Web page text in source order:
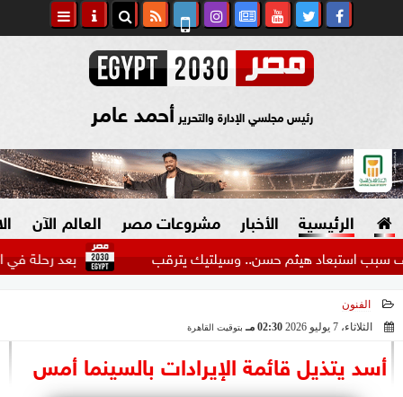
رئيس مجلسي الإدارة والتحرير أحمد عامر
الرئيسية الأخبار
السياسة
الرئاسة
مشروعات مصر العالم الآن
بعد رحلة في الدوري هيثم حسن.. وسيلتيك يترقب
الفنون
الثلاثاء، 7 يوليو 2026
02:30 مـ بتوقيت القاهرة
أسد يتذيل قائمة الإيرادات بالسينما أمس